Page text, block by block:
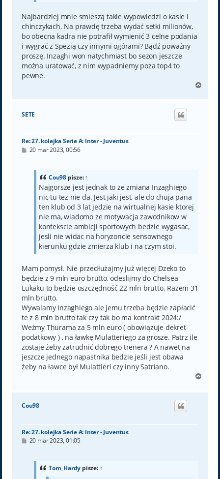
Najbardziej mnie smieszą takie wypowiedzi o kasie i
chinczykach. Na prawdę trzeba wydać setki milionów,
bo obecna kadra nie potrafił wymienić 3 celne podania
i wygrać z Spezią czy innymi ogórami? Bądź poważny
proszę. Inzaghi won natychmiast bo sezon jeszcze
można uratować, z nim wypadniemy poza top4 to
pewne.
g
SETE
Re: 27. kolejka Serie A: Inter - Juventus
P20 mar 2023, 00:56
Cou98pisze:↑
Najgorsze jest jednak to ze zmiana Inzaghiego
nic tu tez nie da. Jest jaki jest, ale do chuja pana
ten klub od 3 lat jedzie na wirtualnej kasie ktorej
nie ma, wiadomo ze motywacja zawodnikow w
kontekscie ambicji sportowych bedzie wygasac,
jesli nie widac na horyzoncie sensownego
kierunku gdzie zmierza klub i na czym stoi.
Mam pomysł. Nie przedłużajmy już więcej Dzeko to
będzie z 9 mln euro brutto, odeslijmy do Chelsea
Lukaku to będzie oszczędność 22 mln brutto. Razem 31
mln brutto.
Wywalamy Inzaghiego ale jemu trzeba będzie zapłacić
te z 8 mln brutto tak czy tak bo ma kontrakt 2024:/
Weźmy Thurama za 5 mln euro ( obowiązuje dekret
podatkowy ) , na ławkę Mulatteriego za grosze. Patrz ile
zostaje żeby zatrudnić dobrego trenera ? A nawet na
jeszcze jednego napastnika bedzie jeśli jest obawa
żeby na ławce był Mulattieri czy inny Satriano.
g
Cou98
Re: 27. kolejka Serie A: Inter - Juventus
P20 mar 2023, 01:05
Tom_Hardy pisze: ↑